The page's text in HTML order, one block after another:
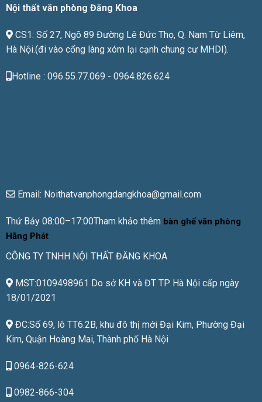
Nội thất văn phòng Đăng Khoa
CS1: Số 27, Ngõ 89 Đường Lê Đức Thọ, Q. Nam Từ Liêm,
Hà Nội.(đi vào cổng làng xóm lại cạnh chung cư MHDI).
Hotline : 096.55.77.069 - 0964.826.624
Email: Noithatvanphongdangkhoa@gmail.com
Thứ Bảy 08:00–17:00Tham khảo thêm bàn ghế văn phòng
Hằng Phát
CÔNG TY TNHH NỘI THẤT ĐĂNG KHOA
MST:0109498961 Do sở KH và ĐT TP Hà Nội cấp ngày
18/01/2021
ĐC:Số 69, lô TT6.2B, khu đô thị mới Đại Kim, Phường Đại
Kim, Quận Hoàng Mai, Thành phố Hà Nội
0964-826-624
0982-866-304